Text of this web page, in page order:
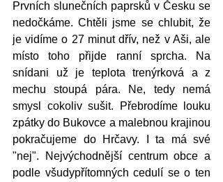
Prvních slunečních paprsků v Česku se
nedočkáme. Chtěli jsme se chlubit, že
je vidíme o 27 minut dřív, než v Aši, ale
místo toho přijde ranní sprcha. Na
snídani už je teplota trenýrková a z
mechu stoupá pára. Ne, tedy nemá
smysl cokoliv sušit. Přebrodíme louku
zpátky do Bukovce a malebnou krajinou
pokračujeme do Hrčavy. I ta má své
"nej". Nejvýchodnější centrum obce a
podle všudypřítomných cedulí se o ten